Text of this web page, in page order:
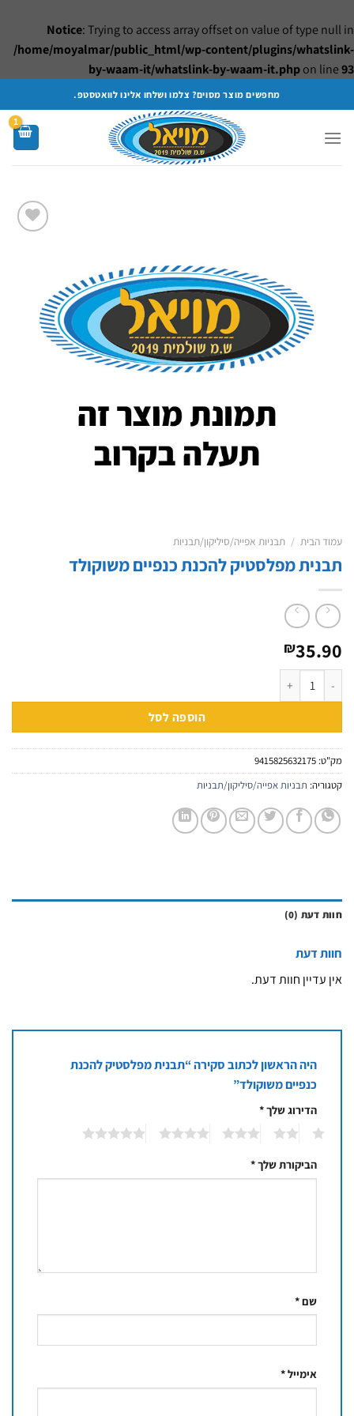
Notice: Trying to access array offset on value of type null in
/home/moyalmar/public_html/wp-content/plugins/whatslink-
by-waam-it/whatslink-by-waam-it.phpon line93
to
מחפשים מוצר מסוים? צלמו ושלחו אלינו לוואטסטפ.
עמוד הבית / תבניות אפייה/סיליקון/תבניות
תבנית מפלסטיק להכנת כנפיים משוקולד
₪35.90
כמות של תבנית מפלסטיק להכנת כנפיים משוקולד
הוספה לסל
מק"ט: 9415825632175
קטגוריה: תבניות אפייה/סיליקון/תבניות
חוות דעת (0)
חוות דעת
אין עדיין חוות דעת.
היה הראשון לכתוב סקירה “תבנית מפלסטיק להכנת
כנפיים משוקולד”
הדירוג שלך*
הביקורת שלך*
שם*
אימייל*